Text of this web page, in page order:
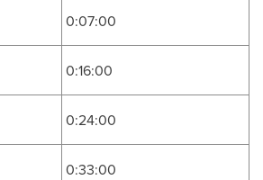
0:07:00
0:16:00
0:24:00
0:33:00